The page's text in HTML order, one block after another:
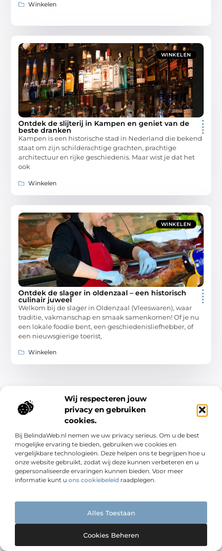
Wij respecteren jouw
privacy en gebruiken
cookies.
Bij BelindaWeb.nl nemen we uw privacy serieus. Om u de best
mogelijke ervaring te bieden, gebruiken we cookies en
vergelijkbare technologieën. Deze helpen ons te begrijpen hoe u
onze website gebruikt, zodat wij deze kunnen verbeteren en u
gepersonaliseerde ervaringen kunnen bieden. Voor meer
informatie kunt u ons cookiebeleid raadplegen.
Alles Toestaan
Cookies Beheren
Winkelen
WINKELEN
Ontdek de slijterij in Kampen en geniet van de
beste dranken
Kampen is een historische stad in Nederland die bekend
staat om zijn schilderachtige grachten, prachtige
architectuur en rijke geschiedenis. Maar wist je dat het
ook
Winkelen
WINKELEN
Ontdek de slager in oldenzaal – een historisch
culinair juweel
Welkom bij de slager in Oldenzaal (Vleeswaren), waar
traditie, vakmanschap en smaak samenkomen! Of je nu
een lokale foodie bent, een geschiedenisliefhebber, of
een nieuwsgierige toerist,
Winkelen
Van eenvoudig tot uniek – ontdek het op
Germontis.nl
Laat je inspireren door boeiende blogs en artikelen over
Bericht categorie